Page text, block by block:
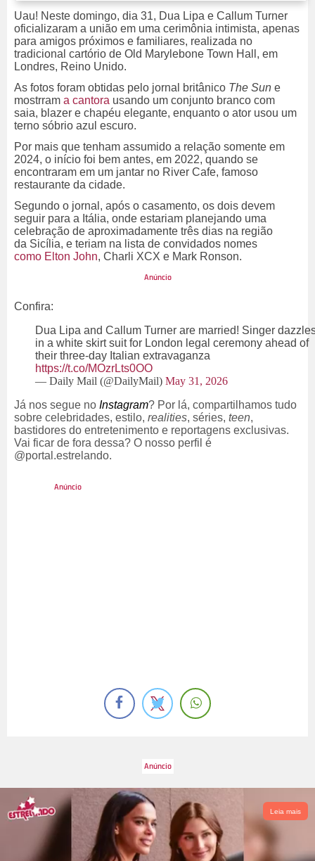
Uau! Neste domingo, dia 31, Dua Lipa e Callum Turner
oficializaram a união em uma cerimônia intimista, apenas
para amigos próximos e familiares, realizada no
tradicional cartório de Old Marylebone Town Hall, em
Londres, Reino Unido.
As fotos foram obtidas pelo jornal britânico The Sun e
mostrram a cantora usando um conjunto branco com
saia, blazer e chapéu elegante, enquanto o ator usou um
terno sóbrio azul escuro.
Por mais que tenham assumido a relação somente em
2024, o início foi bem antes, em 2022, quando se
encontraram em um jantar no River Cafe, famoso
restaurante da cidade.
Segundo o jornal, após o casamento, os dois devem
seguir para a Itália, onde estariam planejando uma
celebração de aproximadamente três dias na região
da Sicília, e teriam na lista de convidados nomes
como Elton John, Charli XCX e Mark Ronson.
Confira:
Dua Lipa and Callum Turner are married! Singer
in a white skirt suit for London legal ceremony ahead of
their three-day Italian extravaganza
https://t.co/MOzrLts0OO
— Daily Mail (@DailyMail) May 31, 2026
Já nos segue no Instagram? Por lá, compartilhamos tudo
sobre celebridades, estilo, realities, séries, teen,
bastidores do entretenimento e reportagens exclusivas.
Vai ficar de fora dessa? O nosso perfil é
@portal.estrelando.
Leia mais